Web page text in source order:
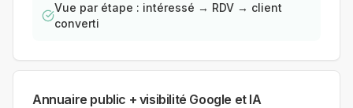
Vue par étape : intéressé → RDV → client
converti
Annuaire public + visibilité Google et IA